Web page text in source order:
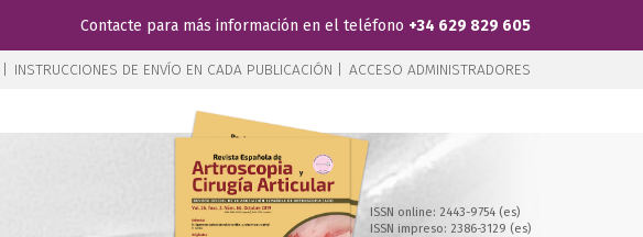
Contacte para más información en el teléfono +34 629 829 605
INSTRUCCIONES DE ENVÍO EN CADA PUBLICACIÓN | ACCESO ADMINISTRADORES
ISSN online: 2443-9754 (es)
ISSN impreso: 2386-3129 (es)